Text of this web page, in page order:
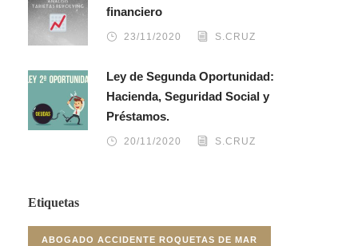
financiero
23/11/2020 S.CRUZ
Ley de Segunda Oportunidad:
Hacienda, Seguridad Social y
Préstamos.
20/11/2020 S.CRUZ
Etiquetas
ABOGADO ACCIDENTE ROQUETAS DE MAR